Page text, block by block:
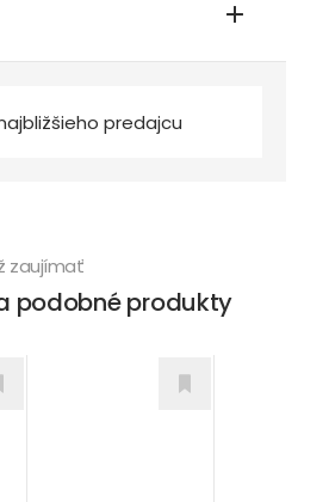
zaujímať
podobné produkty